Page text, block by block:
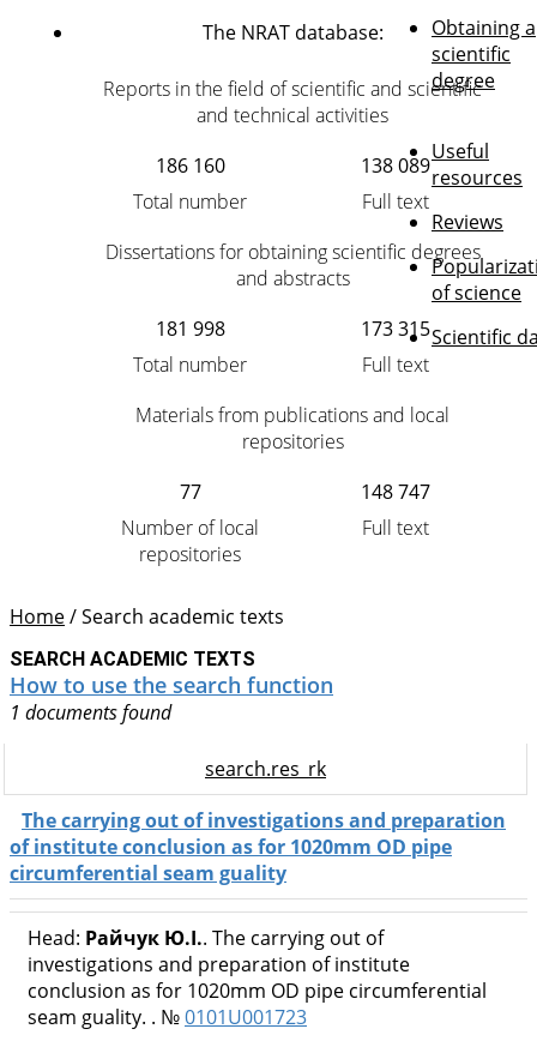
The NRAT database:
Reports in the field of scientific and scientific
and technical activities
186 160
Total number
138 089
Full text
Dissertations for obtaining scientific degrees
and abstracts
181 998
Total number
173 315
Full text
Materials from publications and local
repositories
77
Number of local
repositories
148 747
Full text
Obtaining a
scientific
degree
Useful
resources
Reviews
of science
Scientific
Home/Search academic texts
SEARCH ACADEMIC TEXTS
How to use the search function
1 documents found
search.res_rk
The carrying out of investigations and preparation
of institute conclusion as for 1020mm OD pipe
circumferential seam guality
Head: Райчук Ю.І.. The carrying out of
investigations and preparation of institute
conclusion as for 1020mm OD pipe circumferential
seam guality. . №0101U001723